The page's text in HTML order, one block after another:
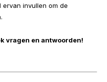
invullen om de